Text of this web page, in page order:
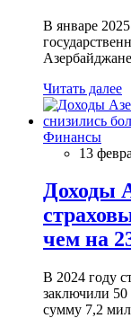
В январе
Читать далее
Финансы
13
Доходы
чем на
В 2024 году
заключили
сумму 7,2